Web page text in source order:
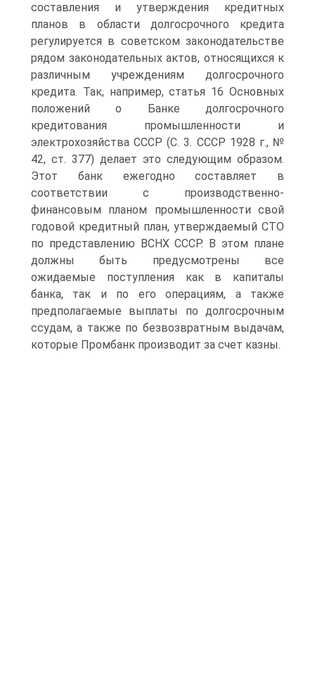
составления и утверждения кредитных
планов в области долгосрочного кредита
регулируется в советском законодательстве
рядом законодательных актов, относящихся к
различным учреждениям долгосрочного
кредита. Так, например, статья 16 Основных
положений о Банке долгосрочного
кредитования промышленности и
электрохозяйства СССР (С. 3. СССР 1928 г., №
42, ст. 377) делает это следующим образом.
Этот банк ежегодно составляет в
соответствии с производственно-
финансовым планом промышленности свой
годовой кредитный план, утверждаемый СТО
по представлению ВСНХ СССР. В этом плане
должны быть предусмотрены все
ожидаемые поступления как в капиталы
банка, так и по его операциям, а также
предполагаемые выплаты по долгосрочным
ссудам, а также по безвозвратным выдачам,
которые Промбанк производит за счет казны.